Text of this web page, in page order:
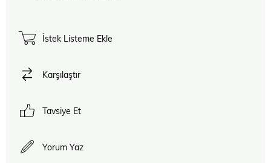
İstek Listeme Ekle
Karşılaştır
Tavsiye Et
Yorum Yaz